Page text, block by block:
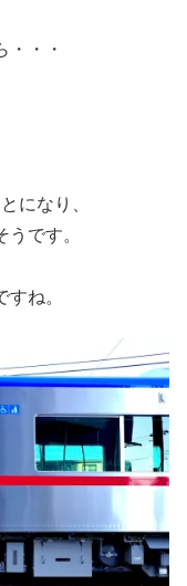
・・・
になり、
です。
ね。